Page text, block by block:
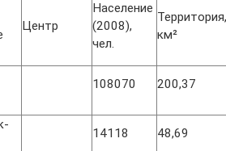
Центр
Население
(2008),
чел.
Территория,
км²
108070 200,37
14118 48,69